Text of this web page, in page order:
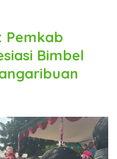
Pemkab
Bimbel